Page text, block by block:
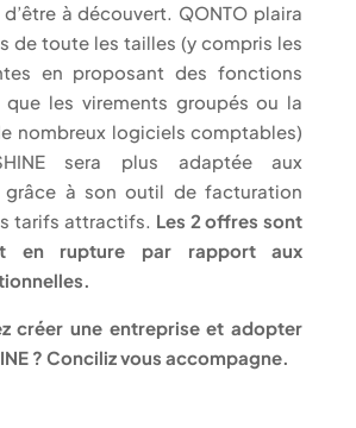
à découvert. QONTO plaira
de toute les tailles (y compris les
en proposant des fonctions
les virements groupés ou la
nombreux logiciels comptables)
sera plus adaptée aux
grâce à son outil de facturation
tarifs attractifs. Les 2 offres sont
en rupture par rapport aux
créer une entreprise et adopter
? Conciliz vous accompagne.